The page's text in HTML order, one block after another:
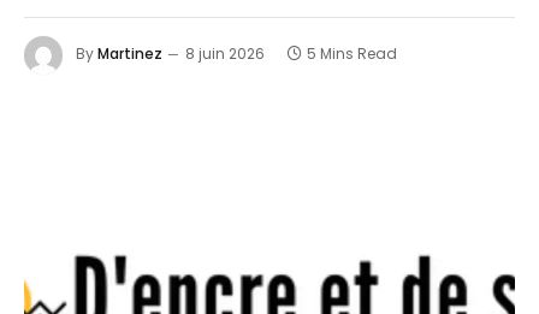
ByMartinez 8 juin 2026 5 Mins Read